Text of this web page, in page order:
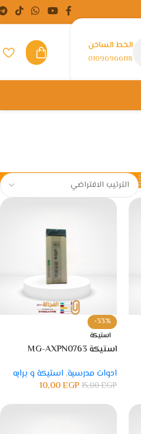
الخط الساخن
01096966118
-33%
استيكة
استيكة MG-AXPN0763
ادوات مدرسية, استيكة و برايه
15,00EGP
10,00EGP